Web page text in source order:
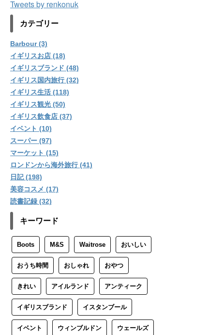
Tweets by renkonuk
カテゴリー
Barbour (3)
イギリスお店 (18)
イギリスブランド (48)
イギリス国内旅行 (32)
イギリス生活 (118)
イギリス観光 (50)
イギリス飲食店 (37)
イベント (10)
スーパー (97)
マーケット (15)
ロンドンから海外旅行 (41)
日記 (198)
美容コスメ (17)
読書記録 (32)
キーワード
Boots M&S Waitrose おいしい
おうち時間 おしゃれ おやつ
きれい アイルランド アンティーク
イギリスブランド イスタンブール
イベント ウィンブルドン ウェールズ